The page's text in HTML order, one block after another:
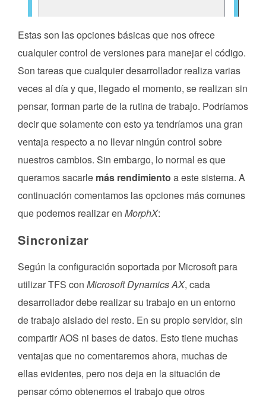
Estas son las opciones básicas que nos ofrece
cualquier control de versiones para manejar el código.
Son tareas que cualquier desarrollador realiza varias
veces al día y que, llegado el momento, se realizan sin
pensar, forman parte de la rutina de trabajo. Podríamos
decir que solamente con esto ya tendríamos una gran
ventaja respecto a no llevar ningún control sobre
nuestros cambios. Sin embargo, lo normal es que
queramos sacarle más rendimiento a este sistema. A
continuación comentamos las opciones más comunes
que podemos realizar en MorphX:
Sincronizar
Según la configuración soportada por Microsoft para
utilizar TFS con Microsoft Dynamics AX, cada
desarrollador debe realizar su trabajo en un entorno
de trabajo aislado del resto. En su propio servidor, sin
compartir AOS ni bases de datos. Esto tiene muchas
ventajas que no comentaremos ahora, muchas de
ellas evidentes, pero nos deja en la situación de
pensar cómo obtenemos el trabajo que otros